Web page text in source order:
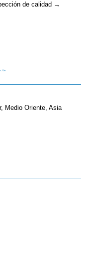
de calidad →
Medio Oriente, Asia